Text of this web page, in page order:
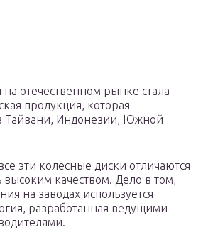
отечественном рынке стала
продукция, которая
в Тайвани, Индонезии, Южной
эти колесные диски отличаются
высоким качеством. Дело в том,
на заводах используется
разработанная ведущими